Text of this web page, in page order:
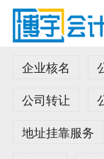
企业核名
公司转让
地址挂靠服务